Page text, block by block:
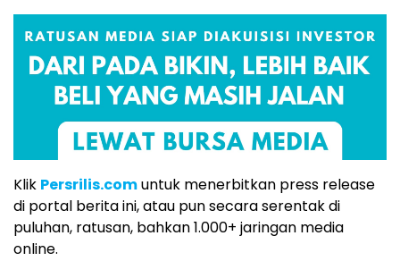
Klik Persrilis.comuntuk menerbitkan press release
di portal berita ini, atau pun secara serentak di
puluhan, ratusan, bahkan 1.000+ jaringan media
online.